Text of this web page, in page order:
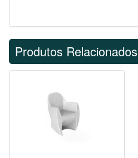
Produtos Relacionados